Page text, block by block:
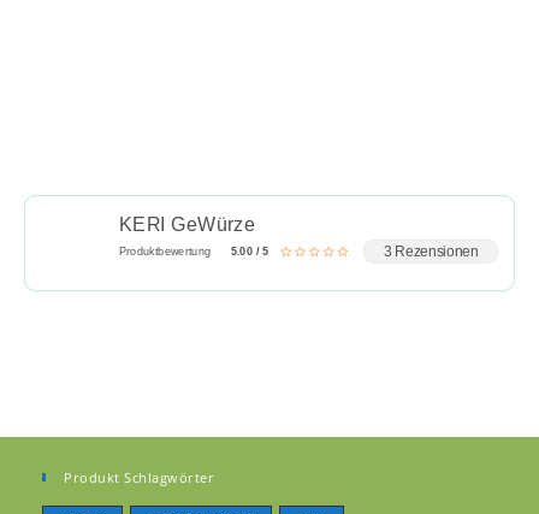
KERI GeWürze
Produktbewertung 5.00 / 5 3 Rezensionen
Produkt Schlagwörter